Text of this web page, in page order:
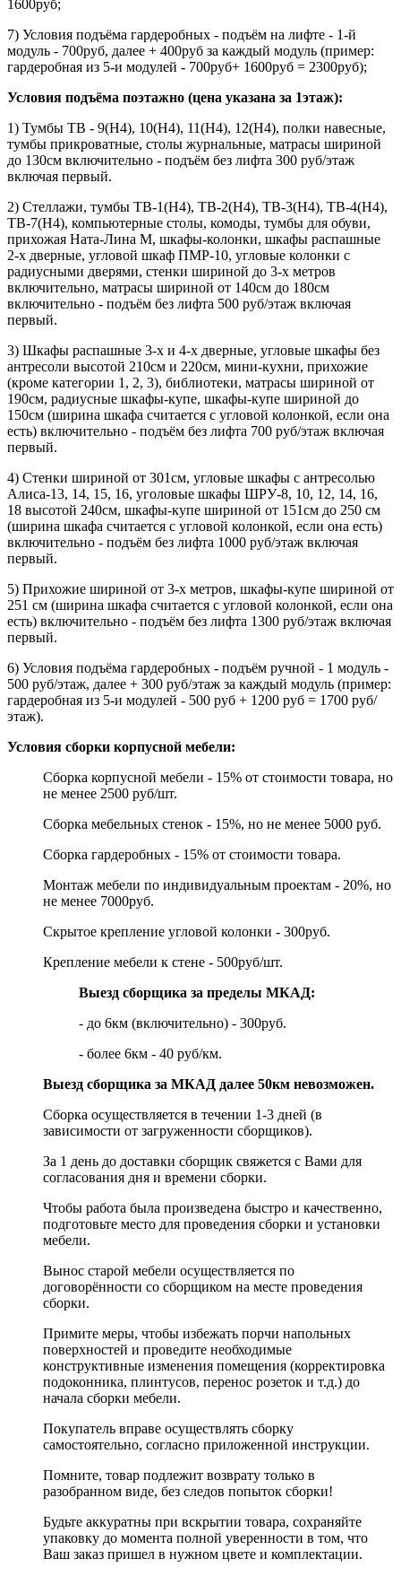
1600руб;
7) Условия подъёма гардеробных - подъём на лифте - 1-й
модуль - 700руб, далее + 400руб за каждый модуль (пример:
гардеробная из 5-и модулей - 700руб+ 1600руб = 2300руб);
Условия подъёма поэтажно (цена указана за 1этаж):
1) Тумбы ТВ - 9(Н4), 10(Н4), 11(Н4), 12(Н4), полки навесные,
тумбы прикроватные, столы журнальные, матрасы шириной
до 130см включительно - подъём без лифта 300 руб/этаж
включая первый.
2) Стеллажи, тумбы ТВ-1(Н4), ТВ-2(Н4), ТВ-3(Н4), ТВ-4(Н4),
ТВ-7(Н4), компьютерные столы, комоды, тумбы для обуви,
прихожая Ната-Лина М, шкафы-колонки, шкафы распашные
2-х дверные, угловой шкаф ПМР-10, угловые колонки с
радиусными дверями, стенки шириной до 3-х метров
включительно, матрасы шириной от 140см до 180см
включительно - подъём без лифта 500 руб/этаж включая
первый.
3) Шкафы распашные 3-х и 4-х дверные, угловые шкафы без
антресоли высотой 210см и 220см, мини-кухни, прихожие
(кроме категории 1, 2, 3), библиотеки, матрасы шириной от
190см, радиусные шкафы-купе, шкафы-купе шириной до
150см (ширина шкафа считается с угловой колонкой, если она
есть) включительно - подъём без лифта 700 руб/этаж включая
первый.
4) Стенки шириной от 301см, угловые шкафы с антресолью
Алиса-13, 14, 15, 16, уголовые шкафы ШРУ-8, 10, 12, 14, 16,
18 высотой 240см, шкафы-купе шириной от 151см до 250 см
(ширина шкафа считается с угловой колонкой, если она есть)
включительно - подъём без лифта 1000 руб/этаж включая
первый.
5) Прихожие шириной от 3-х метров, шкафы-купе шириной от
251 см (ширина шкафа считается с угловой колонкой, если она
есть) включительно - подъём без лифта 1300 руб/этаж включая
первый.
6) Условия подъёма гардеробных - подъём ручной - 1 модуль -
500 руб/этаж, далее + 300 руб/этаж за каждый модуль (пример:
гардеробная из 5-и модулей - 500 руб + 1200 руб = 1700 руб/
этаж).
Условия сборки корпусной мебели:
Сборка корпусной мебели - 15% от стоимости товара, но
не менее 2500 руб/шт.
Сборка мебельных стенок - 15%, но не менее 5000 руб.
Сборка гардеробных - 15% от стоимости товара.
Монтаж мебели по индивидуальным проектам - 20%, но
не менее 7000руб.
Скрытое крепление угловой колонки - 300руб.
Крепление мебели к стене - 500руб/шт.
Выезд сборщика за пределы МКАД:
- до 6км (включительно) - 300руб.
- более 6км - 40 руб/км.
Выезд сборщика за МКАД далее 50км невозможен.
Сборка осуществляется в течении 1-3 дней (в
зависимости от загруженности сборщиков).
За 1 день до доставки сборщик свяжется с Вами для
согласования дня и времени сборки.
Чтобы работа была произведена быстро и качественно,
подготовьте место для проведения сборки и установки
мебели.
Вынос старой мебели осуществляется по
договорённости со сборщиком на месте проведения
сборки.
Примите меры, чтобы избежать порчи напольных
поверхностей и проведите необходимые
конструктивные изменения помещения (корректировка
подоконника, плинтусов, перенос розеток и т.д.) до
начала сборки мебели.
Покупатель вправе осуществлять сборку
самостоятельно, согласно приложенной инструкции.
Помните, товар подлежит возврату только в
разобранном виде, без следов попыток сборки!
Будьте аккуратны при вскрытии товара, сохраняйте
упаковку до момента полной уверенности в том, что
Ваш заказ пришел в нужном цвете и комплектации.